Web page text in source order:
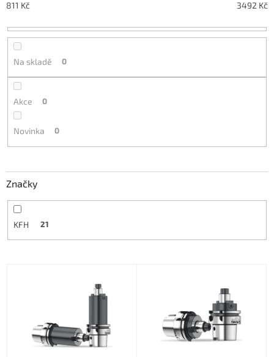
o
u
ů
811 Kč 3492 Kč
Na skladě 0
Akce 0
Novinka 0
Značky
KFH 21